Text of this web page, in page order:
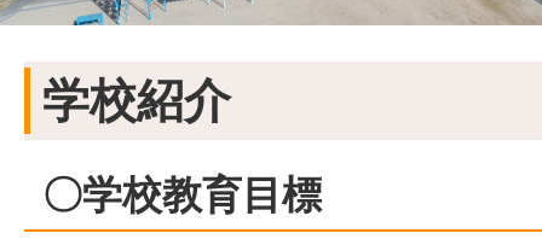
学校紹介
〇学校教育目標